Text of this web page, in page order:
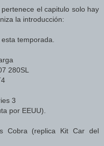
el capitulo solo hay
la introducción:
temporada.
280SL
3
por EEUU).
Cobra (replica Kit Car del